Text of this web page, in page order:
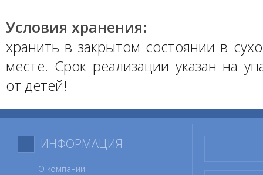
Условия хранения:
хранить в закрытом состоянии в
месте. Срок реализации указан на
от детей!
ИНФОРМАЦИЯ
О компании